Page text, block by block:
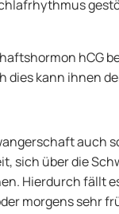
hCG
dies kann ihnen
auch
sich über die
Hierdurch fällt
morgens sehr